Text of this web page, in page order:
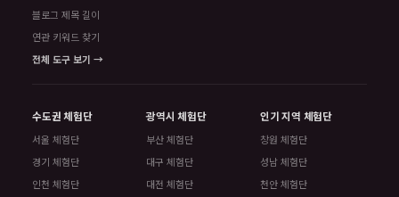
블로그 제목 길이
연관 키워드 찾기
전체 도구 보기 →
수도권 체험단
서울 체험단
경기 체험단
인천 체험단
광역시 체험단
부산 체험단
대구 체험단
대전 체험단
인기 지역 체험단
창원 체험단
성남 체험단
천안 체험단